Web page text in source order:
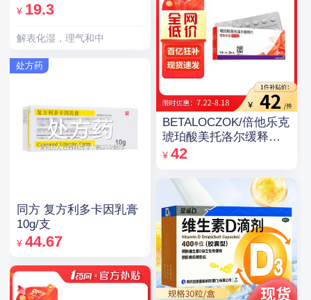
¥ 19.3
解表化湿，理气和中
处方药
同方 复方利多卡因乳膏
10g/支
¥ 44.67
BETALOCZOK/倍他乐克
琥珀酸美托洛尔缓释片
47.5mg*14片*2板
¥ 42